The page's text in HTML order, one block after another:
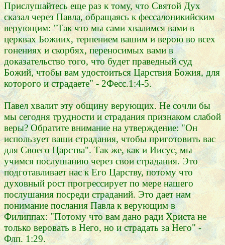
Прислушайтесь еще раз к тому, что Святой Дух
сказал через Павла, обращаясь к фессалоникийским
верующим: "Так что мы сами хвалимся вами в
церквах Божиих, терпением вашим и верою во всех
гонениях и скорбях, переносимых вами в
доказательство того, что будет праведный суд
Божий, чтобы вам удостоиться Царствия Божия, для
которого и страдаете" - 2Фесс.1:4-5.
Павел хвалит эту общину верующих. Не сочли бы
мы сегодня трудности и страдания признаком слабой
веры? Обратите внимание на утверждение: "Он
использует ваши страдания, чтобы приготовить вас
для Своего Царства". Так же, как и Иисус, мы
учимся послушанию через свои страдания. Это
подготавливает нас к Его Царству, потому что
духовный рост прогрессирует по мере нашего
послушания посреди страданий. Это дает нам
понимание послания Павла к верующим в
Филиппах: "Потому что вам дано ради Христа не
только веровать в Него, но и страдать за Него" -
Флп. 1:29.